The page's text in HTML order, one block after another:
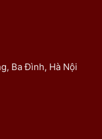
Ba Đình, Hà Nội